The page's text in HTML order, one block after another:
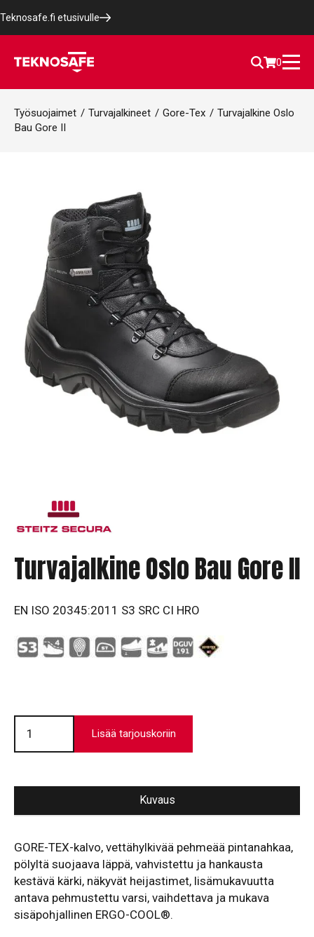
Teknosafe.fi etusivulle
0
Työsuojaimet / Turvajalkineet / Gore-Tex / Turvajalkine Oslo
Bau Gore II
Turvajalkine Oslo Bau Gore II
EN ISO 20345:2011 S3 SRC CI HRO
Turvajalkine
Oslo
Gore
Lisää tarjouskoriin
Kuvaus
GORE-TEX-kalvo, vettähylkivää pehmeää pintanahkaa,
pölyltä suojaava läppä, vahvistettu ja hankausta
kestävä kärki, näkyvät heijastimet, lisämukavuutta
antava pehmustettu varsi, vaihdettava ja mukava
sisäpohjallinen ERGO-COOL®.